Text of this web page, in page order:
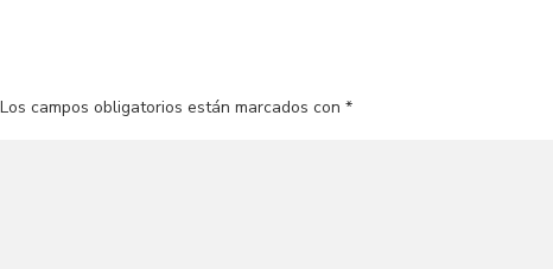
Los campos obligatorios están marcados con*